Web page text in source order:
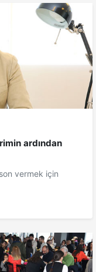
ardından
vermek için